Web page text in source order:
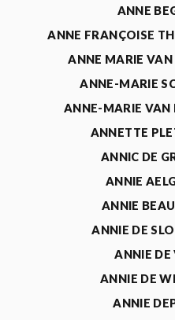
ANNE
ANNE FRANÇOISE
ANNE MARIE VAN
ANNE-MARIE
ANNE-MARIE VAN
ANNETTE
ANNIC DE
ANNIE
ANNIE
ANNIE DE
ANNIE DE
ANNIE DE
ANNIE